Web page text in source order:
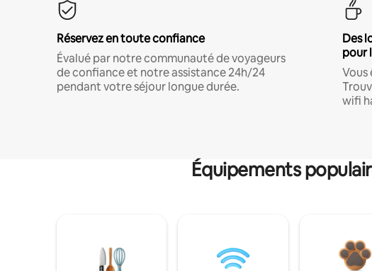
Réservez en toute confiance
Évalué par notre communauté de voyageurs
de confiance et notre assistance 24h/24
pendant votre séjour longue durée.
Des
pour
Vous
wifi
Équipements